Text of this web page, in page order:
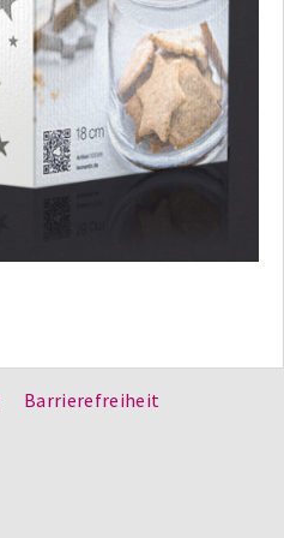
Barrierefreiheit